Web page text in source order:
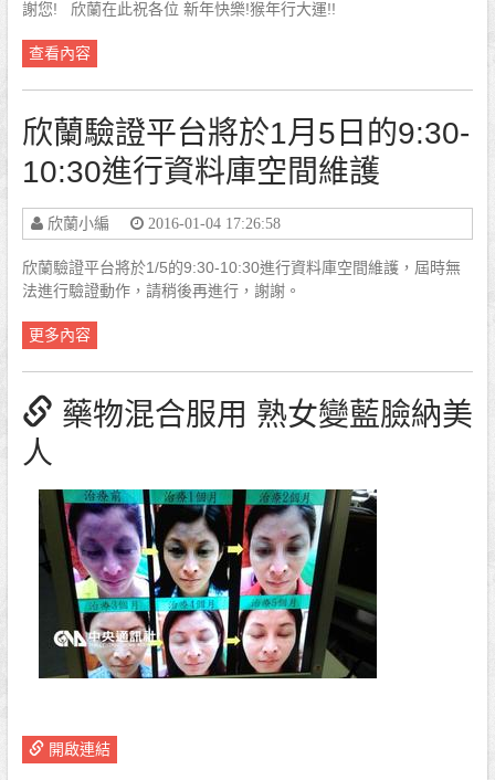
謝您! 欣蘭在此祝各位 新年快樂!猴年行大運!!
查看內容
欣蘭驗證平台將於1月5日的9:30-
10:30進行資料庫空間維護
欣蘭小編 2016-01-04 17:26:58
欣蘭驗證平台將於1/5的9:30-10:30進行資料庫空間維護，屆時無
法進行驗證動作，請稍後再進行，謝謝。
更多內容
藥物混合服用 熟女變藍臉納美
人
開啟連結